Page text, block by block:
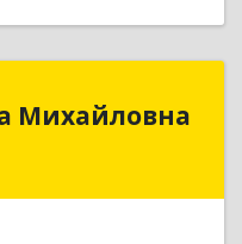
Михайловна
Михайловна